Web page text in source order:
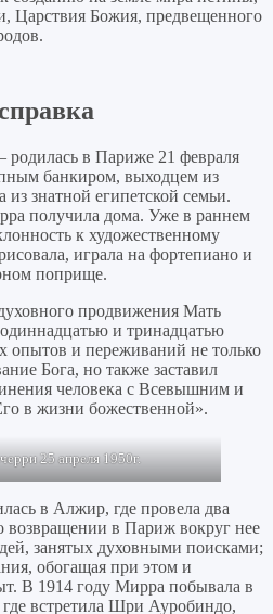
Царствия Божия, предвещенного
в Париже 21 февраля
банкиром, выходцем из
знатной египетской семьи.
получила дома. Уже в раннем
к художественному
играла на фортепиано и
поприще.
продвижения Мать
и тринадцатью
опытов и переживаний не только
Бога, но также заставил
человека с Всевышним и
в жизни божественной».
25 апреля 1950г.
в Алжир, где провела два
возвращении в Париж вокруг нее
занятых духовными поисками;
обогащая при этом и
В 1914 году Мирра побывала в
встретила Шри Ауробиндо,